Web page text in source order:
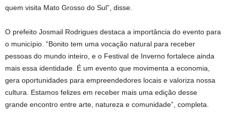
quem visita Mato Grosso do Sul”, disse.
O prefeito Josmail Rodrigues destaca a importância do evento para
o município. “Bonito tem uma vocação natural para receber
pessoas do mundo inteiro, e o Festival de Inverno fortalece ainda
mais essa identidade. É um evento que movimenta a economia,
gera oportunidades para empreendedores locais e valoriza nossa
cultura. Estamos felizes em receber mais uma edição desse
grande encontro entre arte, natureza e comunidade”, completa.